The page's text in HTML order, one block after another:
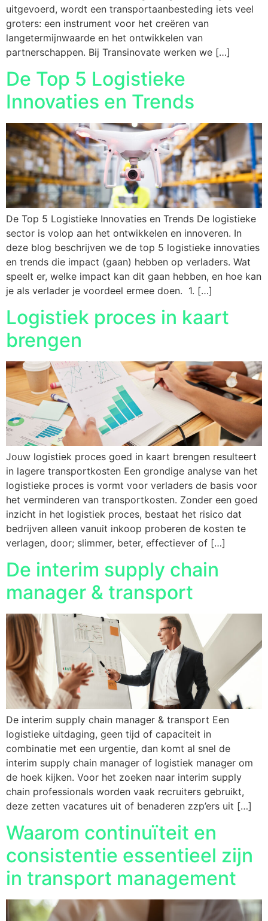
uitgevoerd, wordt een transportaanbesteding iets veel
groters: een instrument voor het creëren van
langetermijnwaarde en het ontwikkelen van
partnerschappen. Bij Transinovate werken we […]
De Top 5 Logistieke
Innovaties en Trends
De Top 5 Logistieke Innovaties en Trends De logistieke
sector is volop aan het ontwikkelen en innoveren. In
deze blog beschrijven we de top 5 logistieke innovaties
en trends die impact (gaan) hebben op verladers. Wat
speelt er, welke impact kan dit gaan hebben, en hoe kan
je als verlader je voordeel ermee doen. 1. […]
Logistiek proces in kaart
brengen
Jouw logistiek proces goed in kaart brengen resulteert
in lagere transportkosten Een grondige analyse van het
logistieke proces is vormt voor verladers de basis voor
het verminderen van transportkosten. Zonder een goed
inzicht in het logistiek proces, bestaat het risico dat
bedrijven alleen vanuit inkoop proberen de kosten te
verlagen, door; slimmer, beter, effectiever of […]
De interim supply chain
manager & transport
De interim supply chain manager & transport Een
logistieke uitdaging, geen tijd of capaciteit in
combinatie met een urgentie, dan komt al snel de
interim supply chain manager of logistiek manager om
de hoek kijken. Voor het zoeken naar interim supply
chain professionals worden vaak recruiters gebruikt,
deze zetten vacatures uit of benaderen zzp’ers uit […]
Waarom continuïteit en
consistentie essentieel zijn
in transport management